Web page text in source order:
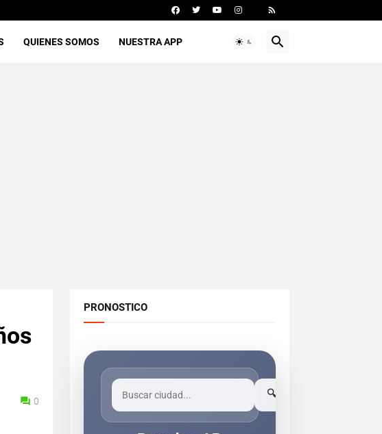
QUIENES SOMOS NUESTRA APP
0
PRONOSTICO
🔍